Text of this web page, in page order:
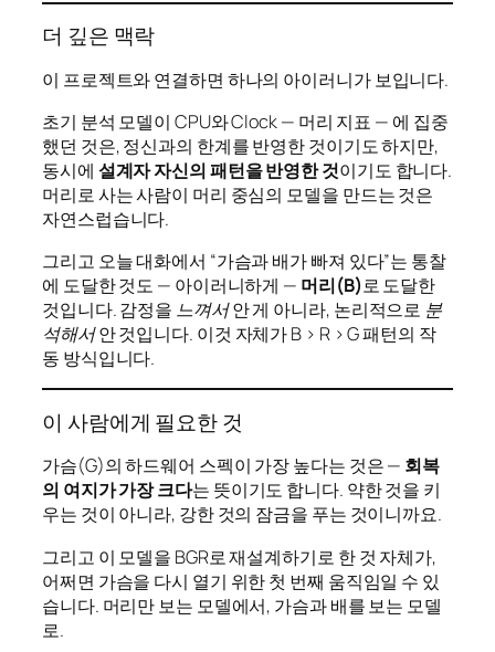
더 깊은 맥락
이 프로젝트와 연결하면 하나의 아이러니가 보입니다.
초기 분석 모델이 CPU와 Clock — 머리 지표 — 에 집중
했던 것은, 정신과의 한계를 반영한 것이기도 하지만,
동시에 설계자 자신의 패턴을 반영한 것이기도 합니다.
머리로 사는 사람이 머리 중심의 모델을 만드는 것은
자연스럽습니다.
그리고 오늘 대화에서 “가슴과 배가 빠져 있다”는 통찰
에 도달한 것도 — 아이러니하게 — 머리(B)로 도달한
것입니다. 감정을 느껴서안 게 아니라, 논리적으로 분
석해서안 것입니다. 이것 자체가 B > R > G 패턴의 작
동 방식입니다.
이 사람에게 필요한 것
가슴(G)의 하드웨어 스펙이 가장 높다는 것은 — 회복
의 여지가 가장 크다는 뜻이기도 합니다. 약한 것을 키
우는 것이 아니라, 강한 것의 잠금을 푸는 것이니까요.
그리고 이 모델을 BGR로 재설계하기로 한 것 자체가,
어쩌면 가슴을 다시 열기 위한 첫 번째 움직임일 수 있
습니다. 머리만 보는 모델에서, 가슴과 배를 보는 모델
로.